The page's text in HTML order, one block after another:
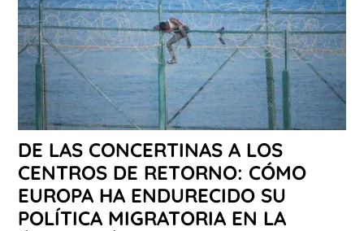
DE LAS CONCERTINAS A LOS
CENTROS DE RETORNO: CÓMO
EUROPA HA ENDURECIDO SU
POLÍTICA MIGRATORIA EN LA